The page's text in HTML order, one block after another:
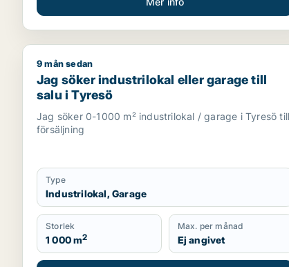
Jag söker industrilokal eller garage till salu i
9 mån sedan
Jag söker industrilokal eller garage till
salu i Tyresö
Jag söker 0-1000 m² industrilokal / garage i Tyresö till
försäljning
Type
Industrilokal, Garage
Storlek
1 000 m2
Max. per månad
Ej angivet